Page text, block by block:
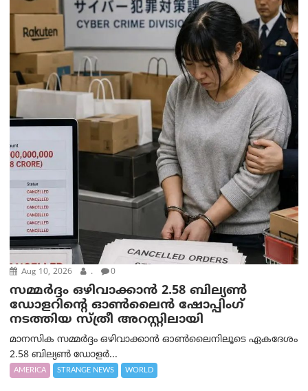
Aug 10, 2026 . 0
സമ്മര്‍ദ്ദം ഒഴിവാക്കാന്‍ 2.58 ബില്യൺ
ഡോളറിന്റെ ഓണ്‍ലൈന്‍ ഷോപ്പിംഗ്
നടത്തിയ സ്ത്രീ അറസ്റ്റിലായി
മാനസിക സമ്മര്‍ദ്ദം ഒഴിവാക്കാന്‍ ഓണ്‍ലൈനിലൂടെ ഏകദേശം
2.58 ബില്യൺ ഡോളർ...
AMERICA STRANGE NEWS WORLD